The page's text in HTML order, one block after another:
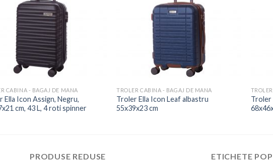
CABINA - BAGAJ DE MANA
Ella Icon Assign, Negru,
cm, 43 L, 4 roti spinner
TROLER CABINA - BAGAJ DE MANA
Troler Ella Icon Leaf albastru
55x39x23 cm
Troler
PRODUSE REDUSE ETICHETE